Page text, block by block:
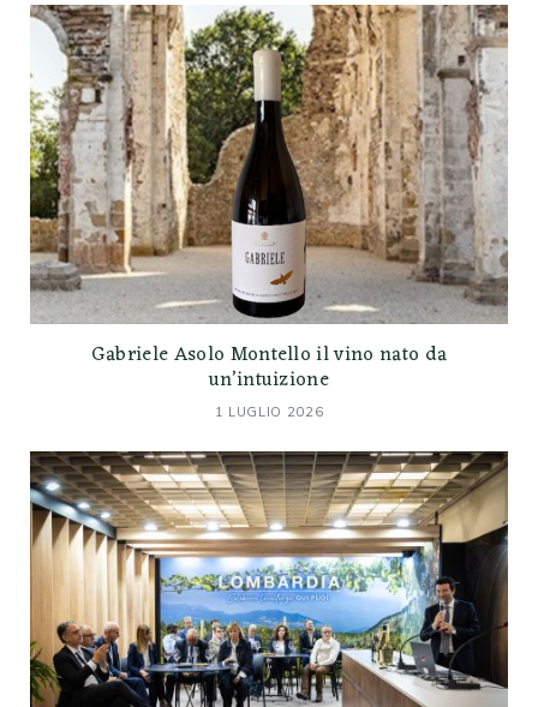
Gabriele Asolo Montello il vino nato da
un’intuizione
1 LUGLIO 2026